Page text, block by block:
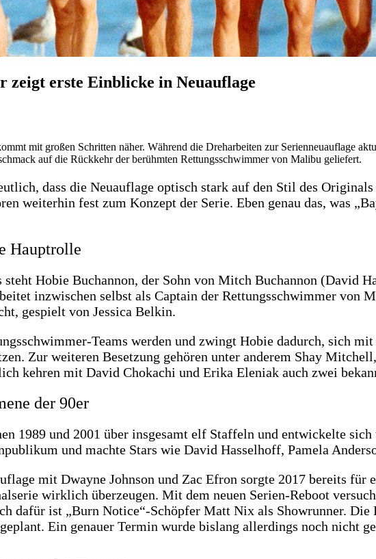
zeigt erste Einblicke in Neuauflage
mit großen Schritten näher. Während die Dreharbeiten zur Serienneuauflage
auf die Rückkehr der berühmten Rettungsschwimmer von Malibu geliefert.
dass die Neuauflage optisch stark auf den Stil des
weiterhin fest zum Konzept der Serie. Eben genau das, was
Hauptrolle
Hobie Buchannon, der Sohn von Mitch Buchannon (David
inzwischen selbst als Captain der Rettungsschwimmer von
gespielt von Jessica Belkin.
Teams werden und zwingt Hobie dadurch, sich
Zur weiteren Besetzung gehören unter anderem Shay
kehren mit David Chokachi und Erika Eleniak auch zwei
der 90er
1989 und 2001 über insgesamt elf Staffeln und entwickelte
und machte Stars wie David Hasselhoff, Pamela
mit Dwayne Johnson und Zac Efron sorgte 2017 bereits
wirklich überzeugen. Mit dem neuen Serien-Reboot
dafür ist „Burn Notice“-Schöpfer Matt Nix als Showrunner.
Ein genauer Termin wurde bislang allerdings noch nicht